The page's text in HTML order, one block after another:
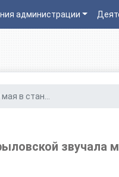
администрации
в стан...
звучала